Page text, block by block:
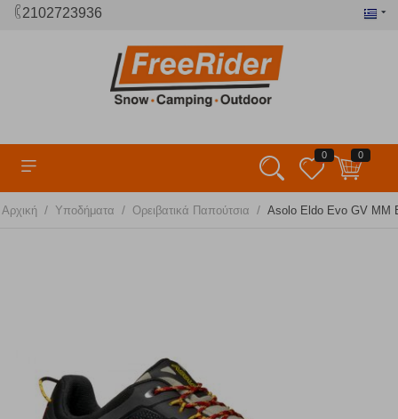
2102723936
0 0
Αρχική / Υποδήματα / Ορειβατικά Παπούτσια / Asolo Eldo Evo GV MM